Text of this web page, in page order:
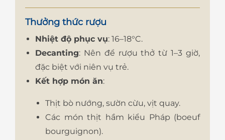
Thưởng thức rượu
Nhiệt độ phục vụ: 16–18°C.
Decanting: Nên để rượu thở từ 1–3 giờ,
đặc biệt với niên vụ trẻ.
Kết hợp món ăn:
Thịt bò nướng, sườn cừu, vịt quay.
Các món thịt hầm kiểu Pháp (boeuf
bourguignon).